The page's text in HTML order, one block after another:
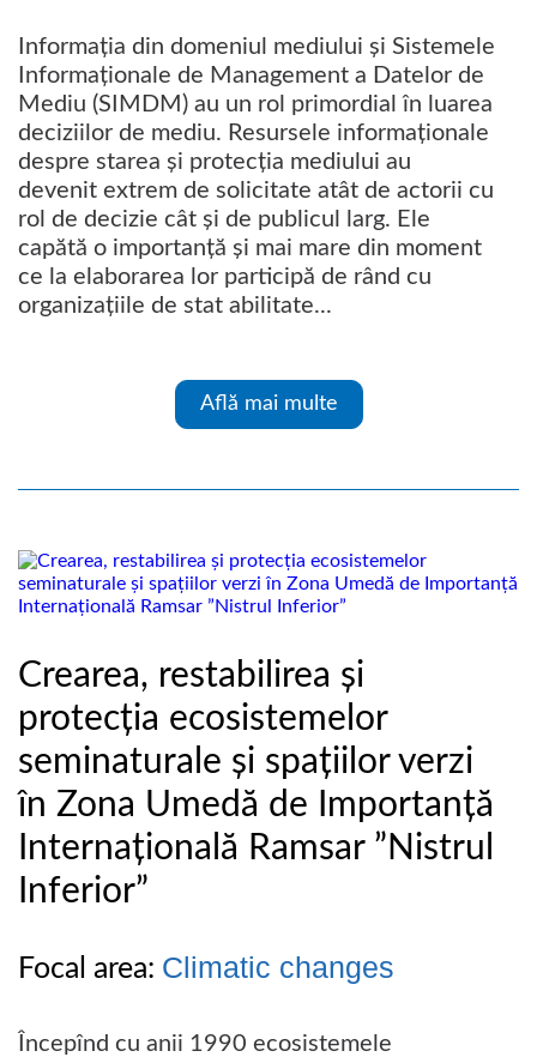
Informația din domeniul mediului și Sistemele
Informaționale de Management a Datelor de
Mediu (SIMDM) au un rol primordial în luarea
deciziilor de mediu. Resursele informaționale
despre starea și protecția mediului au
devenit extrem de solicitate atât de actorii cu
rol de decizie cât și de publicul larg. Ele
capătă o importanță și mai mare din moment
ce la elaborarea lor participă de rând cu
organizațiile de stat abilitate...
Află mai multe
Crearea, restabilirea și
protecția ecosistemelor
seminaturale și spațiilor verzi
în Zona Umedă de Importanță
Internațională Ramsar ”Nistrul
Inferior”
Focal area: Climatic changes
Începînd cu anii 1990 ecosistemele